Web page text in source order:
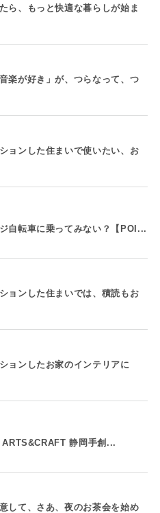
ら、もっと快適な暮らしが始ま
音楽が好き」が、つらなって、つ
ョンした住まいで使いたい、お
自転車に乗ってみない？【POI...
ョンした住まいでは、積読もお
ョンしたお家のインテリアに
ARTS&CRAFT 静岡手創...
して、さあ、夜のお茶会を始め